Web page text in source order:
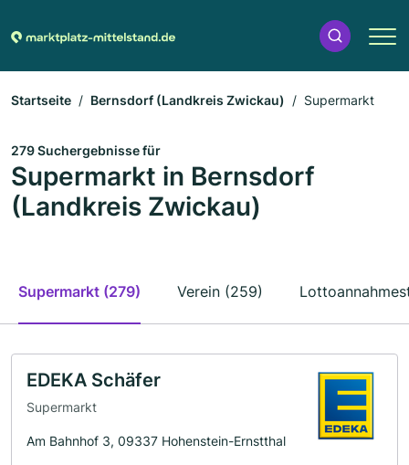
Startseite Bernsdorf (Landkreis Zwickau) Supermarkt
279 Suchergebnisse für
Supermarkt in Bernsdorf
(Landkreis Zwickau)
Supermarkt (279) Verein (259)
EDEKA Schäfer
Supermarkt
Am Bahnhof 3, 09337 Hohenstein-Ernstthal